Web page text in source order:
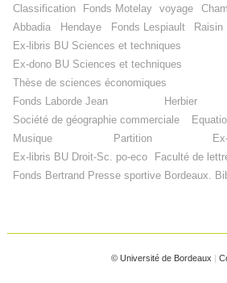
Classification
Fonds Motelay voyage
Abbadia
Hendaye Fonds Lespiault Raisin
Ex-libris BU Sciences et techniques
Ex-dono BU Sciences et techniques
Thèse de sciences économiques
Fonds Laborde Jean
Herbier
Société de géographie commerciale
Musique
Partition
Ex-libris BU Droit-Sc. po-eco
Faculté de
Fonds Bertrand Presse sportive Bordeaux.
© Université de Bordeaux |